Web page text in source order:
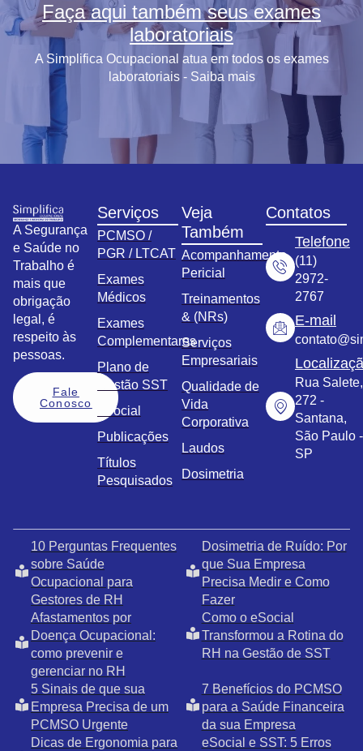
Faça aqui também seus exames
laboratoriais
A Simplifica Ocupacional atua em todos os exames
laboratoriais - Saiba mais
A Segurança
e Saúde no
Trabalho é
mais que
obrigação
legal, é
respeito às
pessoas.
Fale
Conosco
Serviços
PCMSO /
PGR / LTCAT
Exames
Médicos
Exames
Complementares
Plano de
Gestão SST
eSocial
Publicações
Títulos
Pesquisados
Veja
Também
Acompanhamento
Pericial
Treinamentos
& (NRs)
Serviços
Empresariais
Qualidade de
Vida
Corporativa
Laudos
Dosimetria
Contatos
Telefone
(11)
2972-
2767
E-mail
Rua Salete,
272 -
Santana,
São Paulo -
SP
10 Perguntas Frequentes
sobre Saúde
Ocupacional para
Gestores de RH
Dosimetria de Ruído: Por
que Sua Empresa
Precisa Medir e Como
Fazer
Afastamentos por
Doença Ocupacional:
como prevenir e
gerenciar no RH
Como o eSocial
Transformou a Rotina do
RH na Gestão de SST
5 Sinais de que sua
Empresa Precisa de um
PCMSO Urgente
7 Benefícios do PCMSO
para a Saúde Financeira
da sua Empresa
Dicas de Ergonomia para
eSocial e SST: 5 Erros